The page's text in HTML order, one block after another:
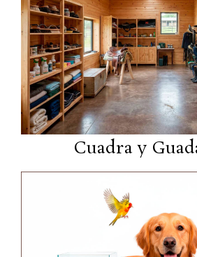
Cuadra y